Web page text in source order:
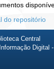
do repositório
Central
Digital